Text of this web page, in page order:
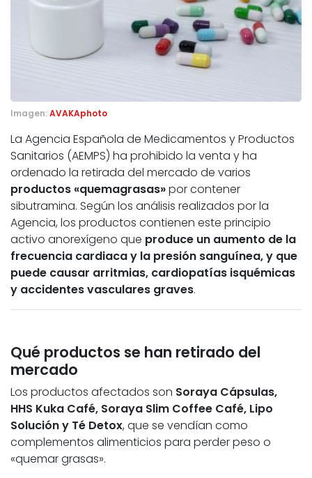
Imagen:AVAKAphoto
La Agencia Española de Medicamentos y Productos
Sanitarios (AEMPS) ha prohibido la venta y ha
ordenado la retirada del mercado de varios
productos «quemagrasas»por contener
sibutramina. Según los análisis realizados por la
Agencia, los productos contienen este principio
activo anorexígeno que produce un aumento de la
frecuencia cardiaca y la presión sanguínea, y que
puede causar arritmias, cardiopatías isquémicas
y accidentes vasculares graves.
Qué productos se han retirado del
mercado
Los productos afectados son Soraya Cápsulas,
HHS Kuka Café, Soraya Slim Coffee Café, Lipo
Solución y Té Detox, que se vendían como
complementos alimenticios para perder peso o
«quemar grasas».